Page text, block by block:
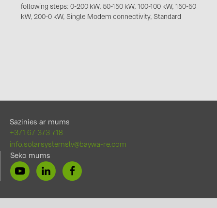
following steps: 0-200 kW, 50-150 kW, 100-100 kW, 150-50
kW, 200-0 kW, Single Modem connectivity, Standard
Sazinies ar mums
+371 67 373 718
info.solarsystemslv@baywa-re.com
Seko mums